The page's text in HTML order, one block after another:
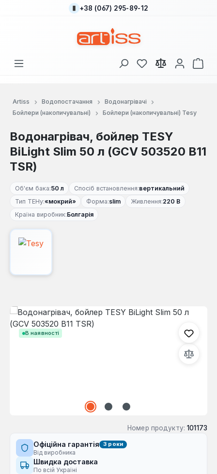
Перейти до основного вмісту
+38 (067) 295-89-12
У вас є 0 у списку
Artiss Водопостачання
Водонагрівачі
Бойлери (накопичувальні)
Бойлери (накопичувальні) Tesy
Водонагрівач, бойлер TESY
BiLight Slim 50 л (GCV 503520 B11
TSR)
Об'єм бака:50 л Спосіб встановлення:вертикальний
Тип ТЕНу:«мокрий» Форма:slim Живлення:220 В
Країна виробник:Болгарія
В наявності
Пропустити галерею зображень
Номер продукту: 101173
Офіційна гарантія 3 роки
Від виробника
Швидка доставка
По всій Україні